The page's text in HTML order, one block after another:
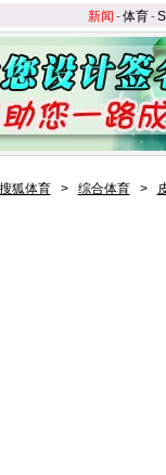
新闻 -体育-S
狐体育 > 综合体育 >